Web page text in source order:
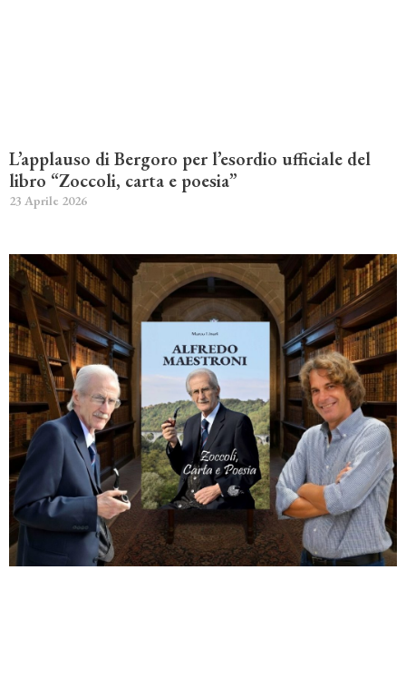
L’applauso di Bergoro per l’esordio ufficiale del
libro “Zoccoli, carta e poesia”
23 Aprile 2026